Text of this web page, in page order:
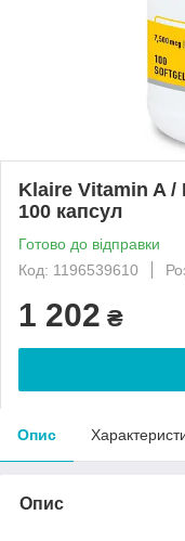
Klaire Vitamin A /
100 капсул
Готово до відправки
Код: 1196539610
1 202 ₴
Опис
Опис